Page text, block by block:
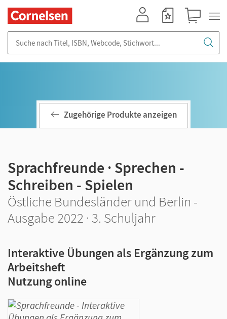
Zugehörige Produkte anzeigen
Sprachfreunde · Sprechen -
Schreiben - Spielen
Östliche Bundesländer und Berlin -
Ausgabe 2022 · 3. Schuljahr
Interaktive Übungen als Ergänzung zum
Arbeitsheft
Nutzung online